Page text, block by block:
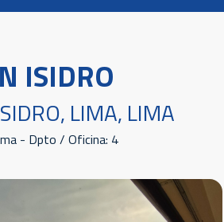
ISIDRO
LIMA, LIMA
- Dpto / Oficina: 4